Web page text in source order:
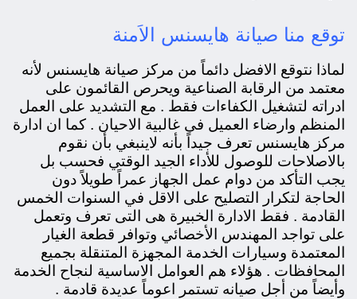
توقع منا صيانة هايسنس الاَمنة
لماذا نتوقع الافضل دائماً من مركز صيانة هايسنس لأنه
معتمد من الرقابة الصناعية ويحرص القائمون على
ادراته لتشغيل الكفاءات فقط . مع التشديد على العمل
المنظم وارضاء العميل فى غالبية الاحيان . كما ان ادارة
مركز هايسنس تعرف جيداً بأنه لاينبغي بأن نقوم
بالاصلاحات للوصول للأداء الجيد الوقتي فحسب بل
يجب التأكد من دوام عمل الجهاز عمراً طويلاً دون
الحاجة لتكرار التصليح على الاقل في السنوات الخمس
القادمة . فقط الادارة الخبيرة هى التى تعرف وتعمل
على تواجد المهندس الأخصائي وتوافر قطعة الغيار
المعتمدة وسيارات الخدمة المجهزة المتنقلة بجميع
المحافظات . هؤلاء هم العوامل الاساسية لنجاح الخدمة
وأيضاً من أجل صيانه تستمر اعوماً عديدة قادمة .